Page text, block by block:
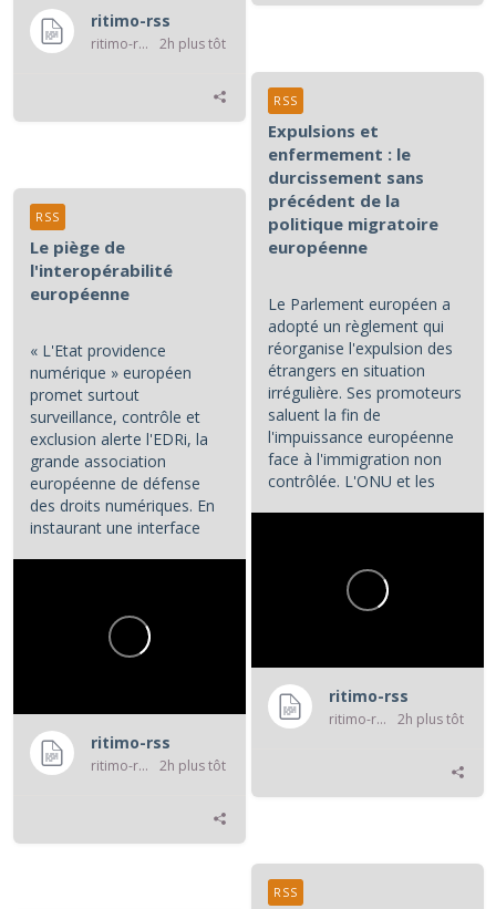
ritimo-rss
ritimo-rss 2h plus tôt
Expulsions et
enfermement : le
durcissement sans
précédent de la
politique migratoire
européenne
Le Parlement européen a
adopté un règlement qui
réorganise l'expulsion des
étrangers en situation
irrégulière. Ses promoteurs
saluent la fin de
l'impuissance européenne
face à l'immigration non
contrôlée. L'ONU et les
ritimo-rss
ritimo-rss 2h plus tôt
RSS
Le piège de
l'interopérabilité
européenne
« L'Etat providence
numérique » européen
promet surtout
surveillance, contrôle et
exclusion alerte l'EDRi, la
grande association
européenne de défense
des droits numériques. En
instaurant une interface
ritimo-rss
ritimo-rss 2h plus tôt
RSS
RSS